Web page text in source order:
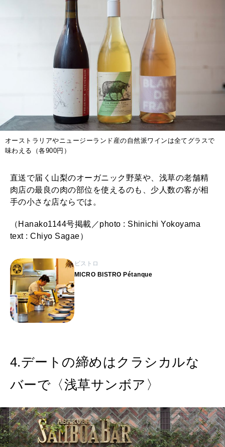
オーストラリアやニュージーランド産の自然派ワインは全てグラスで
味わえる（各900円）
直送で届く山梨のオーガニック野菜や、浅草の老舗精
肉店の最良の肉の部位を使えるのも、少人数の客が相
手の小さな店ならでは。
（Hanako1144号掲載／photo : Shinichi Yokoyama
text : Chiyo Sagae）
ビストロ
MICRO BISTRO Pétanque
4.デートの締めはクラシカルな
バーで〈浅草サンボア〉